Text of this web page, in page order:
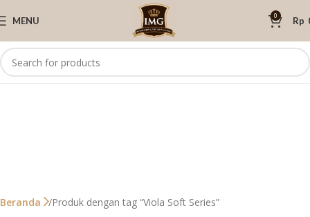
MENU 0 Rp
Beranda Produk dengan tag “Viola Soft Series”